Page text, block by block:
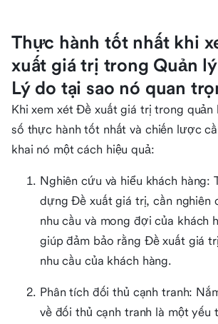
Thực hành tốt nhất khi
xuất giá trị trong Quản
Lý do tại sao nó quan
Khi xem xét Đề xuất giá trị trong
số thực hành tốt nhất và chiến lược
khai nó một cách hiệu quả:
Nghiên cứu và hiểu khách hàng:
dựng Đề xuất giá trị, cần nghiên
nhu cầu và mong đợi của khách
giúp đảm bảo rằng Đề xuất giá
nhu cầu của khách hàng.
Phân tích đối thủ cạnh tranh:
về đối thủ cạnh tranh là một yếu